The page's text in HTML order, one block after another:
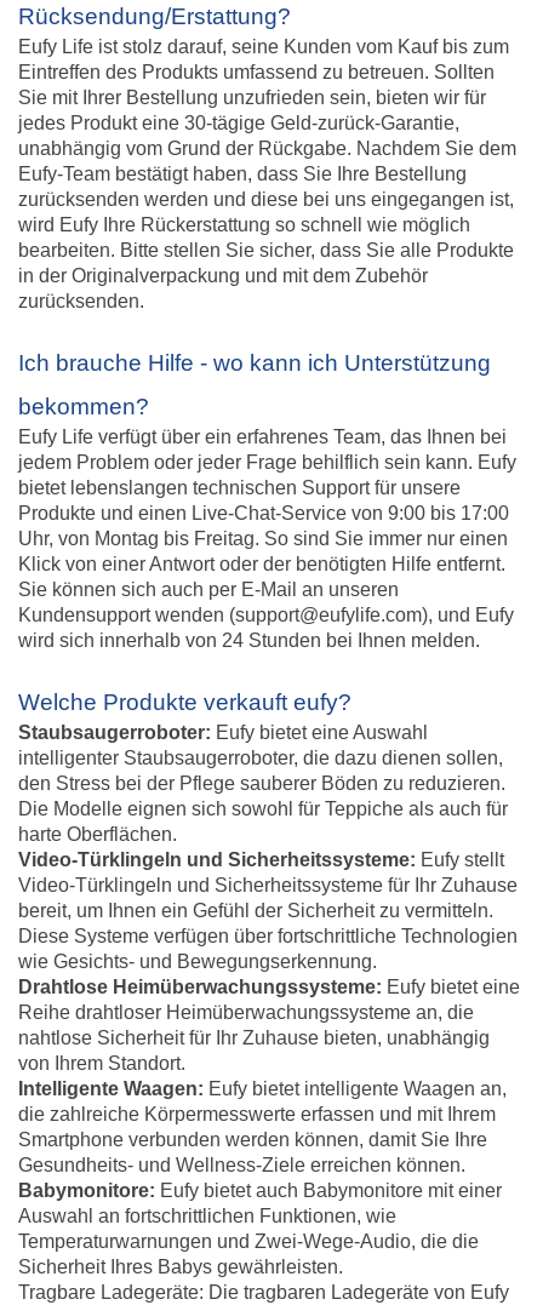
Rücksendung/Erstattung?
Eufy Life ist stolz darauf, seine Kunden vom Kauf bis zum
Eintreffen des Produkts umfassend zu betreuen. Sollten
Sie mit Ihrer Bestellung unzufrieden sein, bieten wir für
jedes Produkt eine 30-tägige Geld-zurück-Garantie,
unabhängig vom Grund der Rückgabe. Nachdem Sie dem
Eufy-Team bestätigt haben, dass Sie Ihre Bestellung
zurücksenden werden und diese bei uns eingegangen ist,
wird Eufy Ihre Rückerstattung so schnell wie möglich
bearbeiten. Bitte stellen Sie sicher, dass Sie alle Produkte
in der Originalverpackung und mit dem Zubehör
zurücksenden.
Ich brauche Hilfe - wo kann ich Unterstützung
bekommen?
Eufy Life verfügt über ein erfahrenes Team, das Ihnen bei
jedem Problem oder jeder Frage behilflich sein kann. Eufy
bietet lebenslangen technischen Support für unsere
Produkte und einen Live-Chat-Service von 9:00 bis 17:00
Uhr, von Montag bis Freitag. So sind Sie immer nur einen
Klick von einer Antwort oder der benötigten Hilfe entfernt.
Sie können sich auch per E-Mail an unseren
Kundensupport wenden (support@eufylife.com), und Eufy
wird sich innerhalb von 24 Stunden bei Ihnen melden.
Welche Produkte verkauft eufy?
Staubsaugerroboter: Eufy bietet eine Auswahl
intelligenter Staubsaugerroboter, die dazu dienen sollen,
den Stress bei der Pflege sauberer Böden zu reduzieren.
Die Modelle eignen sich sowohl für Teppiche als auch für
harte Oberflächen.
Video-Türklingeln und Sicherheitssysteme: Eufy stellt
Video-Türklingeln und Sicherheitssysteme für Ihr Zuhause
bereit, um Ihnen ein Gefühl der Sicherheit zu vermitteln.
Diese Systeme verfügen über fortschrittliche Technologien
wie Gesichts- und Bewegungserkennung.
Drahtlose Heimüberwachungssysteme: Eufy bietet eine
Reihe drahtloser Heimüberwachungssysteme an, die
nahtlose Sicherheit für Ihr Zuhause bieten, unabhängig
von Ihrem Standort.
Intelligente Waagen: Eufy bietet intelligente Waagen an,
die zahlreiche Körpermesswerte erfassen und mit Ihrem
Smartphone verbunden werden können, damit Sie Ihre
Gesundheits- und Wellness-Ziele erreichen können.
Babymonitore: Eufy bietet auch Babymonitore mit einer
Auswahl an fortschrittlichen Funktionen, wie
Temperaturwarnungen und Zwei-Wege-Audio, die die
Sicherheit Ihres Babys gewährleisten.
Tragbare Ladegeräte: Die tragbaren Ladegeräte von Eufy